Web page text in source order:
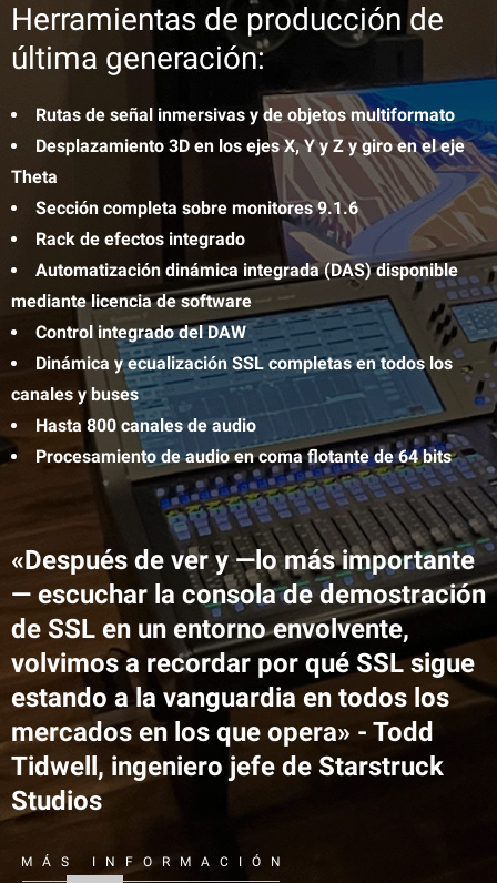
Herramientas de producción de
última generación:
Rutas de señal inmersivas y de objetos multiformato
Desplazamiento 3D en los ejes X, Y y Z y giro en el eje
Theta
Sección completa sobre monitores 9.1.6
Rack de efectos integrado
Automatización dinámica integrada (DAS) disponible
mediante licencia de software
Control integrado del DAW
Dinámica y ecualización SSL completas en todos los
canales y buses
Hasta 800 canales de audio
Procesamiento de audio en coma flotante de 64 bits
«Después de ver y —lo más importante
— escuchar la consola de demostración
de SSL en un entorno envolvente,
volvimos a recordar por qué SSL sigue
estando a la vanguardia en todos los
mercados en los que opera» - Todd
Tidwell, ingeniero jefe de Starstruck
Studios
MÁS INFORMACIÓN